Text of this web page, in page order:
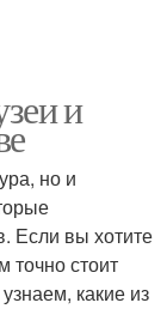
и
но и
Если вы хотите
точно стоит
какие из